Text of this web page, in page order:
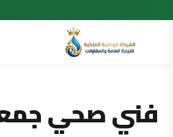
فني صحي